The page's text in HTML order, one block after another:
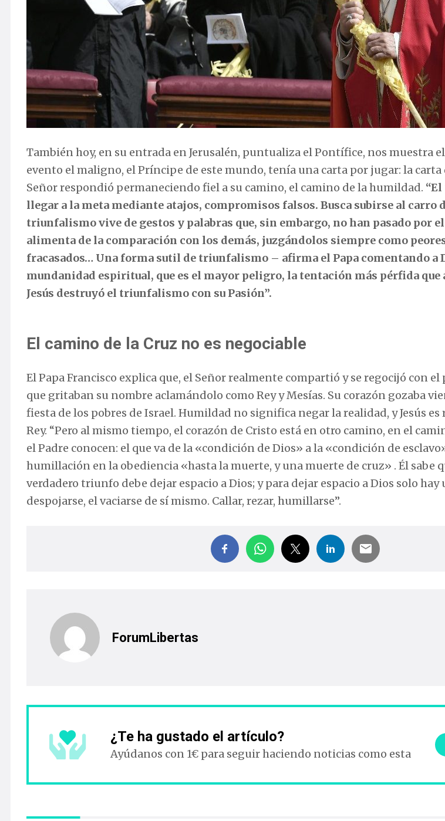
También hoy, en su entrada en Jerusalén, puntualiza el Pontífice, nos muestra
evento el maligno, el Príncipe de este mundo, tenía una carta por jugar: la
Señor respondió permaneciendo fiel a su camino, el camino de la humildad.
llegar a la meta mediante atajos, compromisos falsos. Busca subirse al carro
triunfalismo vive de gestos y palabras que, sin embargo, no han pasado por
alimenta de la comparación con los demás, juzgándolos siempre como
fracasados… Una forma sutil de triunfalismo – afirma el Papa comentando a
mundanidad espiritual, que es el mayor peligro, la tentación más pérfida que
Jesús destruyó el triunfalismo con su Pasión”.
El camino de la Cruz no es negociable
El Papa Francisco explica que, el Señor realmente compartió y se regocijó con el
que gritaban su nombre aclamándolo como Rey y Mesías. Su corazón gozaba
fiesta de los pobres de Israel. Humildad no significa negar la realidad, y Jesús es
Rey. “Pero al mismo tiempo, el corazón de Cristo está en otro camino, en el
el Padre conocen: el que va de la «condición de Dios» a la «condición de
humillación en la obediencia «hasta la muerte, y una muerte de cruz» . Él sabe
verdadero triunfo debe dejar espacio a Dios; y para dejar espacio a Dios solo hay
despojarse, el vaciarse de sí mismo. Callar, rezar, humillarse”.
ForumLibertas
¿Te ha gustado el artículo?
Ayúdanos con 1€ para seguir haciendo noticias como esta